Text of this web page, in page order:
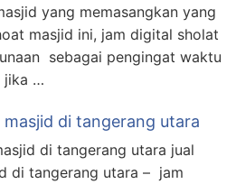
yang memasangkan yang
masjid ini, jam digital sholat
sebagai pengingat waktu
jika …
di tangerang utara
di tangerang utara jual
di tangerang utara – jam